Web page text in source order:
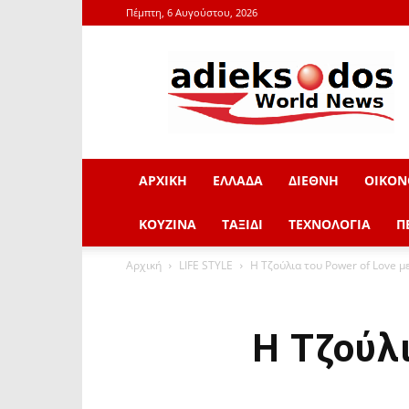
Πέμπτη, 6 Αυγούστου, 2026
adieksodos.gr
ΑΡΧΙΚΗ ΕΛΛΑΔΑ ΔΙΕΘΝΗ
ΚΟΥΖΙΝΑ ΤΑΞΙΔΙ ΤΕΧΝΟΛΟΓΙΑ
Αρχική LIFE STYLE Η Τζούλια του Power of Love
Η